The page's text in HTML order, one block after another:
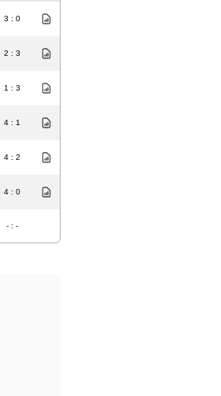
3 : 0
2 : 3
1 : 3
4 : 1
4 : 2
4 : 0
- : -